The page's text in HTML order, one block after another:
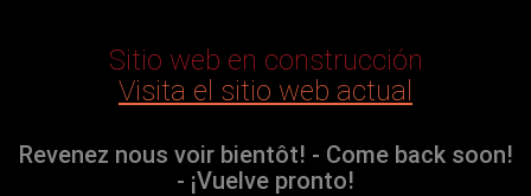
Sitio web en construcción
Visita el sitio web actual
Revenez nous voir bientôt! - Come back soon!
- ¡Vuelve pronto!